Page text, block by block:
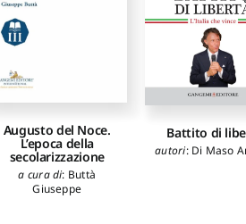
Augusto del Noce.
L’epoca della
secolarizzazione
a cura di: Buttà
Giuseppe
Battito di
autori: Di Maso